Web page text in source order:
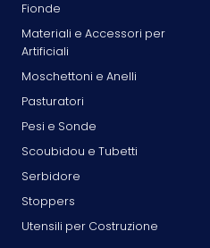
Fionde
Materiali e Accessori per
Artificiali
Moschettoni e Anelli
Pasturatori
Pesi e Sonde
Scoubidou e Tubetti
Serbidore
Stoppers
Utensili per Costruzione